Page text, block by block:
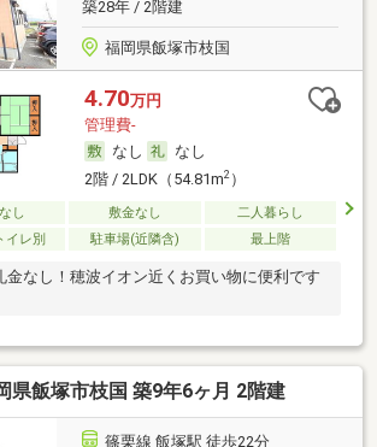
築28年 / 2階建
福岡県飯塚市枝国
4.70万円
管理費-
なし
なし
2階 / 2LDK（54.81m2）
し 敷金なし
二人暮らし
イレ別
駐車場(近隣含) 最上階
金なし！穂波イオン近くお買い物に便利です
県飯塚市枝国 築9年6ヶ月 2階建
篠栗線 飯塚駅 徒歩22分